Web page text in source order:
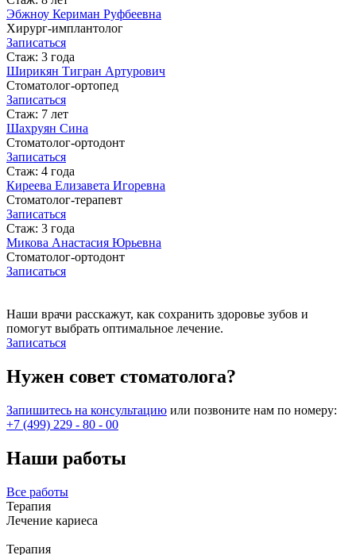
Эбжноу Кериман Руфбеевна
Хирург-имплантолог
Записаться
Стаж: 3 года
Ширикян Тигран Артурович
Стоматолог-ортопед
Записаться
Стаж: 7 лет
Шахруян Сина
Cтоматолог-ортодонт
Записаться
Стаж: 4 года
Киреева Елизавета Игоревна
Cтоматолог-терапевт
Записаться
Стаж: 3 года
Микова Анастасия Юрьевна
Стоматолог-ортодонт
Записаться
Наши врачи расскажут, как сохранить здоровье зубов и
помогут выбрать оптимальное лечение.
Записаться
Нужен совет стоматолога?
Запишитесь на консультацию или позвоните нам по номеру:
+7 (499) 229 - 80 - 00
Наши работы
Все работы
Терапия
Лечение кариеса
Терапия